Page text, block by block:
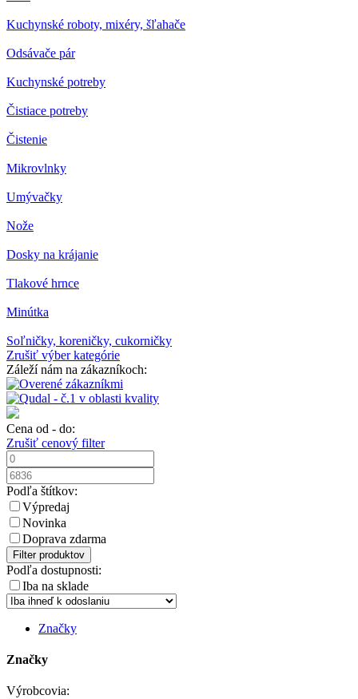
Kuchynské roboty, mixéry, šľahače
Odsávače pár
Kuchynské potreby
Čistiace potreby
Čistenie
Mikrovlnky
Umývačky
Nože
Dosky na krájanie
Tlakové hrnce
Minútka
Soľničky, koreničky, cukorničky
Zrušiť výber kategórie
Záleží nám na zákazníkoch:
Cena od - do:
Zrušiť cenový filter
Podľa štítkov:
Výpredaj
Novinka
Doprava zdarma
Filter produktov
Podľa dostupnosti:
Iba na sklade
Značky
Značky
Výrobcovia: